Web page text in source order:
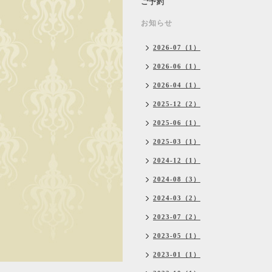
ご予約
お知らせ
2026-07（1）
2026-06（1）
2026-04（1）
2025-12（2）
2025-06（1）
2025-03（1）
2024-12（1）
2024-08（3）
2024-03（2）
2023-07（2）
2023-05（1）
2023-01（1）